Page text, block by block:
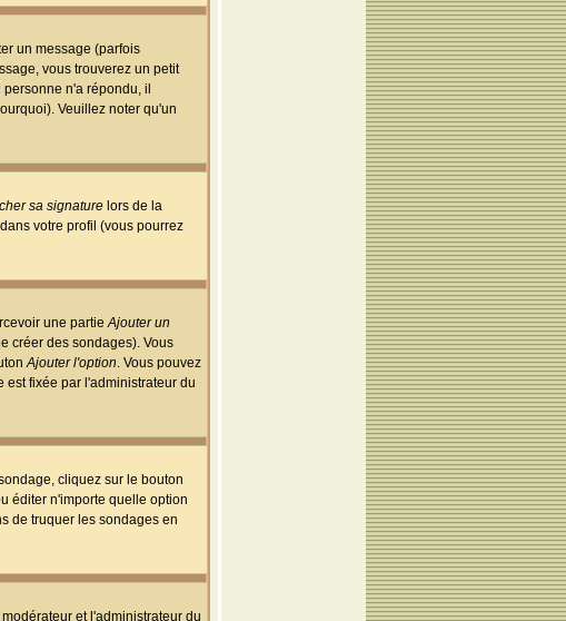
un message (parfois
vous trouverez un petit
n'a répondu, il
Veuillez noter qu'un
sa signature lors de la
votre profil (vous pourrez
une partieAjouter un
créer des sondages). Vous
Ajouter l'option. Vous pouvez
fixée par l'administrateur du
cliquez sur le bouton
éditer n'importe quelle option
de truquer les sondages en
et l'administrateur du